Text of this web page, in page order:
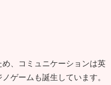
、コミュニケーションは英
ゲームも誕生しています。